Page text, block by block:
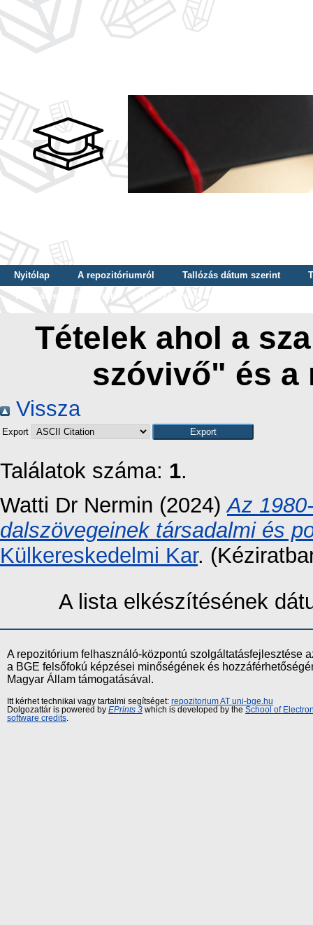
Nyitólap A repozitóriumról Tallózás dátum szerint
Tallózás szerző szerint
Tallózás nyelv szerint
Tételek ahol a
szóvivő" és a
Vissza
Export
Találatok száma: 1.
Watti Dr Nermin (2024)Az
dalszövegeinek társadalmi és
Külkereskedelmi Kar.
A lista elkészítésének
A repozitórium felhasználó-központú szolgáltatásfejlesztése
a BGE felsőfokú képzései minőségének és
Magyar Állam támogatásával.
Itt kérhet technikai vagy tartalmi segítséget: repozitorium AT uni-bge.hu
Dolgozattár is powered by EPrints 3 which is developed by the School of
software credits